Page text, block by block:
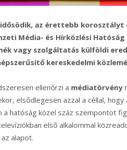
az érettebb korosztályt
Média- és Hírközlési
vagy szolgáltatás külföldi
kereskedelmi
ellenőrzi a médiatörvény
elsődlegesen azzal a céllal,
hatóság közel száz szempontot
első alkalommal
alapot.